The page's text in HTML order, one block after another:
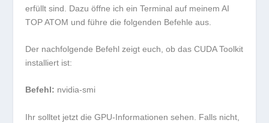
erfüllt sind. Dazu öffne ich ein Terminal auf meinem AI
TOP ATOM und führe die folgenden Befehle aus.
Der nachfolgende Befehl zeigt euch, ob das CUDA Toolkit
installiert ist:
Befehl: nvidia-smi
Ihr solltet jetzt die GPU-Informationen sehen. Falls nicht,